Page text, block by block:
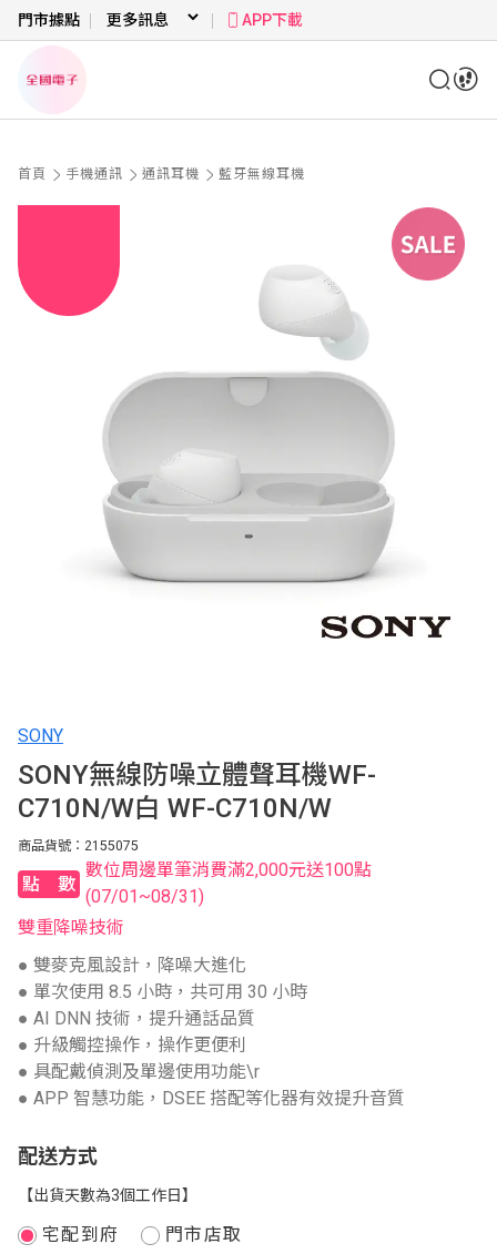
門市據點 APP下載
首頁 手機通訊 通訊耳機 藍牙無線耳機
SONY
SONY無線防噪立體聲耳機WF-
C710N/W白 WF-C710N/W
商品貨號：2155075
點數
數位周邊單筆消費滿2,000元送100點
(07/01~08/31)
雙重降噪技術
● 雙麥克風設計，降噪大進化
● 單次使用 8.5 小時，共可用 30 小時
● AI DNN 技術，提升通話品質
● 升級觸控操作，操作更便利
● 具配戴偵測及單邊使用功能\r
● APP 智慧功能，DSEE 搭配等化器有效提升音質
配送方式
【出貨天數為3個工作日】
宅配到府 門市店取